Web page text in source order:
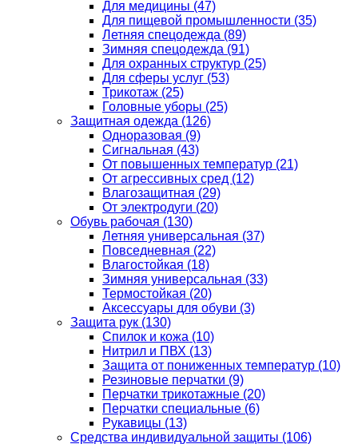
Для медицины (47)
Для пищевой промышленности (35)
Летняя спецодежда (89)
Зимняя спецодежда (91)
Для охранных структур (25)
Для сферы услуг (53)
Трикотаж (25)
Головные уборы (25)
Защитная одежда (126)
Одноразовая (9)
Сигнальная (43)
От повышенных температур (21)
От агрессивных сред (12)
Влагозащитная (29)
От электродуги (20)
Обувь рабочая (130)
Летняя универсальная (37)
Повседневная (22)
Влагостойкая (18)
Зимняя универсальная (33)
Термостойкая (20)
Аксессуары для обуви (3)
Защита рук (130)
Спилок и кожа (10)
Нитрил и ПВХ (13)
Защита от пониженных температур (10)
Резиновые перчатки (9)
Перчатки трикотажные (20)
Перчатки специальные (6)
Рукавицы (13)
Средства индивидуальной защиты (106)